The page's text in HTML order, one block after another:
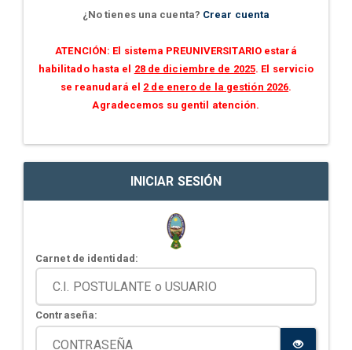
¿No tienes una cuenta? Crear cuenta
ATENCIÓN: El sistema PREUNIVERSITARIO estará
habilitado hasta el 28 de diciembre de 2025. El servicio
se reanudará el 2 de enero de la gestión 2026.
Agradecemos su gentil atención.
INICIAR SESIÓN
Carnet de identidad:
Contraseña: